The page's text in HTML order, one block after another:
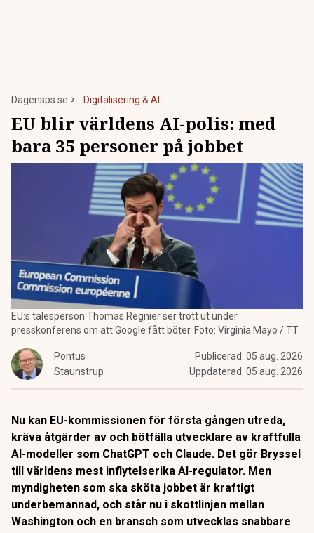
Dagensps.se Digitalisering & AI
EU blir världens AI-polis: med
bara 35 personer på jobbet
EU:s talesperson Thomas Regnier ser trött ut under
presskonferens om att Google fått böter. Foto: Virginia Mayo / TT
Pontus
Staunstrup
Publicerad: 05 aug. 2026
Uppdaterad: 05 aug. 2026
Nu kan EU-kommissionen för första gången utreda,
kräva åtgärder av och bötfälla utvecklare av kraftfulla
AI-modeller som ChatGPT och Claude. Det gör Bryssel
till världens mest inflytelserika AI-regulator. Men
myndigheten som ska sköta jobbet är kraftigt
underbemannad, och står nu i skottlinjen mellan
Washington och en bransch som utvecklas snabbare